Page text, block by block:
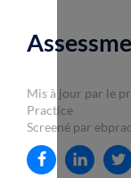
Mis à jour par le
Practice
Screené par